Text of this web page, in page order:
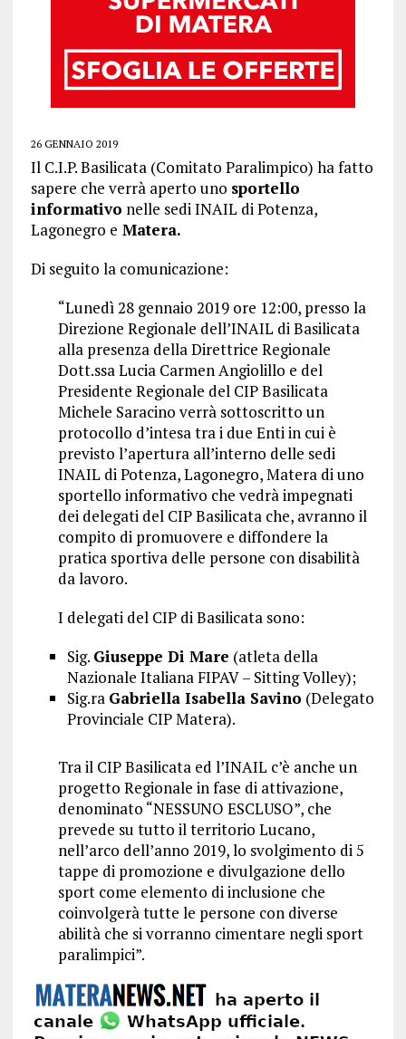
26 GENNAIO 2019
Il C.I.P. Basilicata (Comitato Paralimpico) ha fatto
sapere che verrà aperto uno sportello
informativo nelle sedi INAIL di Potenza,
Lagonegro e Matera.
Di seguito la comunicazione:
“Lunedì 28 gennaio 2019 ore 12:00, presso la
Direzione Regionale dell’INAIL di Basilicata
alla presenza della Direttrice Regionale
Dott.ssa Lucia Carmen Angiolillo e del
Presidente Regionale del CIP Basilicata
Michele Saracino verrà sottoscritto un
protocollo d’intesa tra i due Enti in cui è
previsto l’apertura all’interno delle sedi
INAIL di Potenza, Lagonegro, Matera di uno
sportello informativo che vedrà impegnati
dei delegati del CIP Basilicata che, avranno il
compito di promuovere e diffondere la
pratica sportiva delle persone con disabilità
da lavoro.
I delegati del CIP di Basilicata sono:
Sig. Giuseppe Di Mare (atleta della
Nazionale Italiana FIPAV – Sitting Volley);
Sig.ra Gabriella Isabella Savino (Delegato
Provinciale CIP Matera).
Tra il CIP Basilicata ed l’INAIL c’è anche un
progetto Regionale in fase di attivazione,
denominato “NESSUNO ESCLUSO”, che
prevede su tutto il territorio Lucano,
nell’arco dell’anno 2019, lo svolgimento di 5
tappe di promozione e divulgazione dello
sport come elemento di inclusione che
coinvolgerà tutte le persone con diverse
abilità che si vorranno cimentare negli sport
paralimpici”.